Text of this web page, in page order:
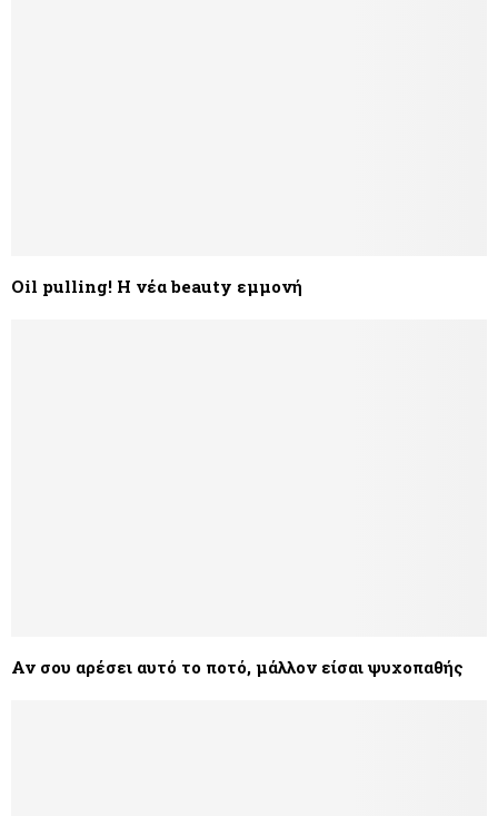
Oil pulling! Η νέα beauty εμμονή
​Αν σου αρέσει αυτό το ποτό, μάλλον είσαι ψυχοπαθής